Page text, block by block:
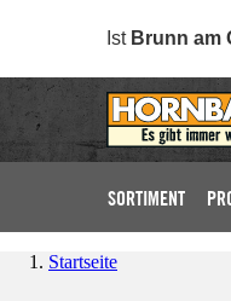
Ist Brunn am
SORTIMENT
Startseite